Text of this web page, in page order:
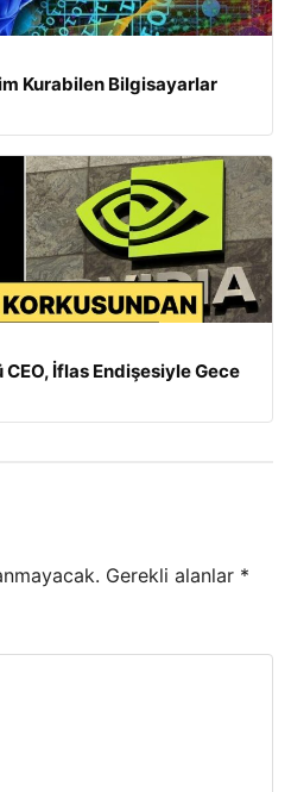
Kurabilen Bilgisayarlar
CEO, İflas Endişesiyle Gece
Gerekli alanlar *